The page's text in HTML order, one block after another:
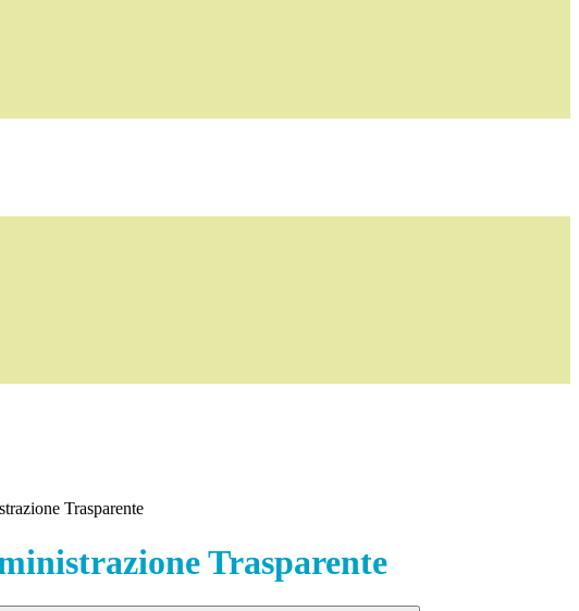
Trasparente
Trasparente